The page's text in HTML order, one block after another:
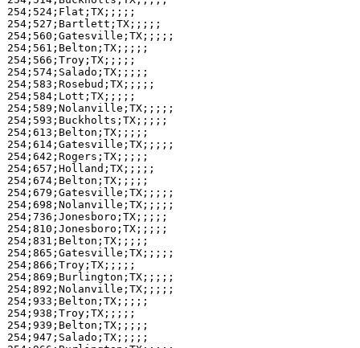
254;524;Flat;TX;;;;;
254;527;Bartlett;TX;;;;;
254;560;Gatesville;TX;;;;;
254;561;Belton;TX;;;;;
254;566;Troy;TX;;;;;
254;574;Salado;TX;;;;;
254;583;Rosebud;TX;;;;;
254;584;Lott;TX;;;;;
254;589;Nolanville;TX;;;;;
254;593;Buckholts;TX;;;;;
254;613;Belton;TX;;;;;
254;614;Gatesville;TX;;;;;
254;642;Rogers;TX;;;;;
254;657;Holland;TX;;;;;
254;674;Belton;TX;;;;;
254;679;Gatesville;TX;;;;;
254;698;Nolanville;TX;;;;;
254;736;Jonesboro;TX;;;;;
254;810;Jonesboro;TX;;;;;
254;831;Belton;TX;;;;;
254;865;Gatesville;TX;;;;;
254;866;Troy;TX;;;;;
254;869;Burlington;TX;;;;;
254;892;Nolanville;TX;;;;;
254;933;Belton;TX;;;;;
254;938;Troy;TX;;;;;
254;939;Belton;TX;;;;;
254;947;Salado;TX;;;;;